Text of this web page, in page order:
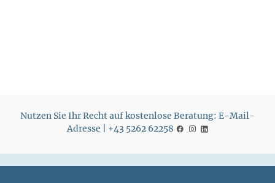
Nutzen Sie Ihr Recht auf kostenlose Beratung: E-Mail-
Adresse | +43 5262 62258